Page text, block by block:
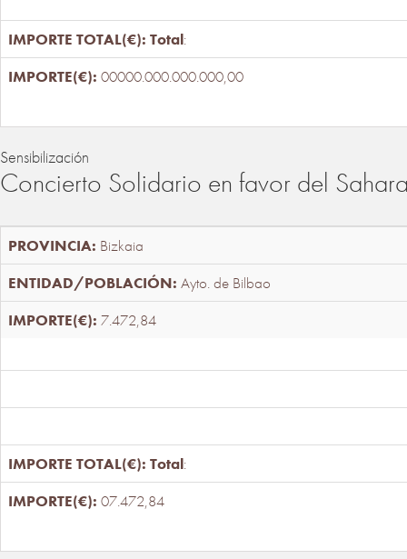
Total:
00000.000.000.000,00
Sensibilización
Concierto Solidario en favor del
Bizkaia
Ayto. de Bilbao
7.472,84
Total:
07.472,84